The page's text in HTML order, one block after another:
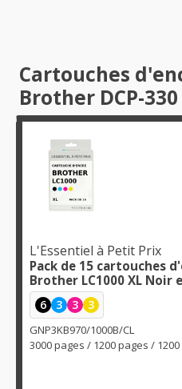
Cartouches
Brother DCP-330
L'Essentiel à Petit Prix
Pack de 15 cartouches
Brother LC1000 XL Noir
6 3 3 3
GNP3KB970/1000B/CL
3000 pages / 1200 pages /